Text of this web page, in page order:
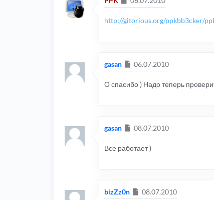
http://gitorious.org/ppkbb3cker/
gasan Сообщение
06.07.2010
О спасибо ) Надо теперь
gasan Сообщение
08.07.2010
Все работает )
bizZz0n Сообщение
08.07.2010